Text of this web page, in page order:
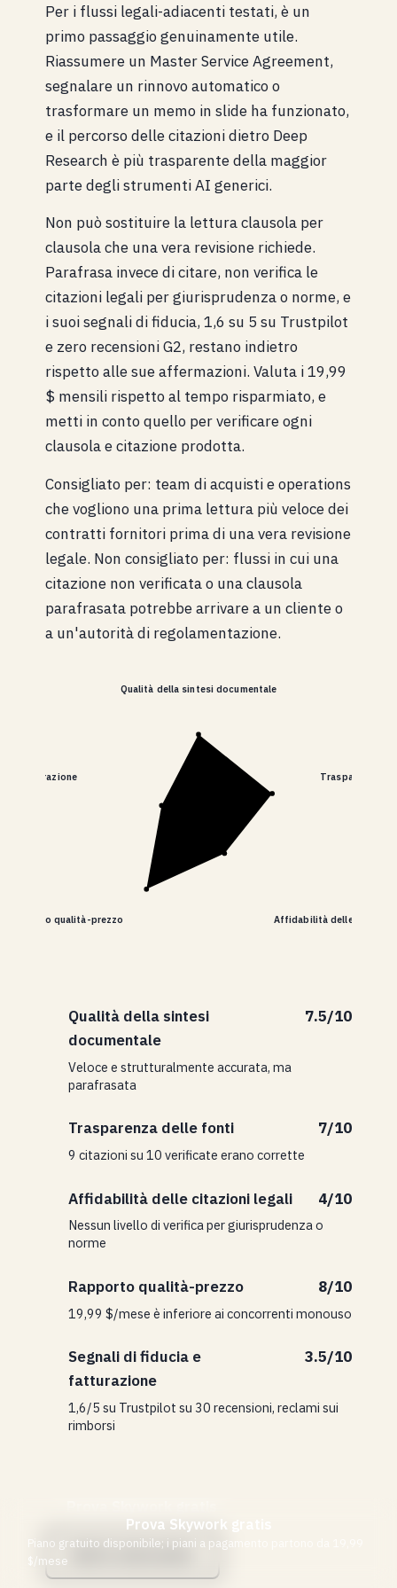
Per i flussi legali-adiacenti testati, è un
primo passaggio genuinamente utile.
Riassumere un Master Service Agreement,
segnalare un rinnovo automatico o
trasformare un memo in slide ha funzionato,
e il percorso delle citazioni dietro Deep
Research è più trasparente della maggior
parte degli strumenti AI generici.
Non può sostituire la lettura clausola per
clausola che una vera revisione richiede.
Parafrasa invece di citare, non verifica le
citazioni legali per giurisprudenza o norme, e
i suoi segnali di fiducia, 1,6 su 5 su Trustpilot
e zero recensioni G2, restano indietro
rispetto alle sue affermazioni. Valuta i 19,99
$ mensili rispetto al tempo risparmiato, e
metti in conto quello per verificare ogni
clausola e citazione prodotta.
Consigliato per: team di acquisti e operations
che vogliono una prima lettura più veloce dei
contratti fornitori prima di una vera revisione
legale. Non consigliato per: flussi in cui una
citazione non verificata o una clausola
parafrasata potrebbe arrivare a un cliente o
a un'autorità di regolamentazione.
Qualità della sintesi documentale
Trasparenza
Affidabilità delle
Rapporto qualità-prezzo
e fatturazione
Qualità della sintesi
documentale
7.5/10
Veloce e strutturalmente accurata, ma
parafrasata
Trasparenza delle fonti 7/10
9 citazioni su 10 verificate erano corrette
Affidabilità delle citazioni legali 4/10
Nessun livello di verifica per giurisprudenza o
norme
Rapporto qualità-prezzo 8/10
19,99 $/mese è inferiore ai concorrenti monouso
Segnali di fiducia e
fatturazione
3.5/10
1,6/5 su Trustpilot su 30 recensioni, reclami sui
rimborsi
Vedi le alternative
Prova Skywork gratis
Piano gratuito disponibile; i piani a pagamento partono da 19,99
$/mese